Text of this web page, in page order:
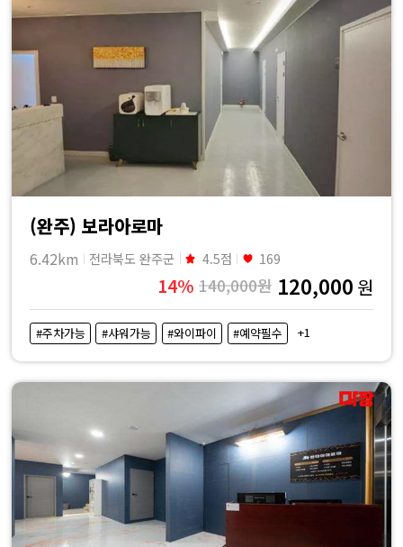
(완주) 보라아로마
6.42km 전라북도 완주군 4.5점 169
14% 140,000원 120,000 원
#주차가능 #샤워가능 #와이파이 #예약필수 +1